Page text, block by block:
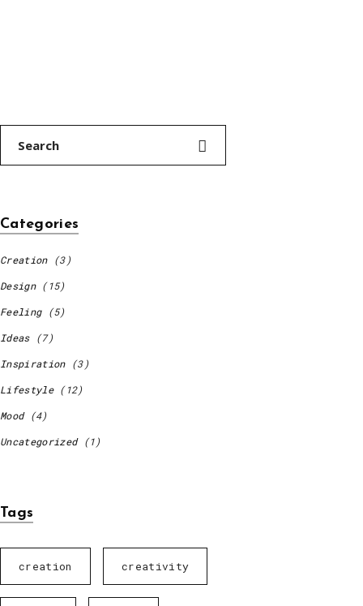
for:
Categories
Creation(3)
Design(15)
Feeling(5)
Ideas(7)
Inspiration(3)
Lifestyle(12)
Mood(4)
Uncategorized(1)
Tags
creation creativity